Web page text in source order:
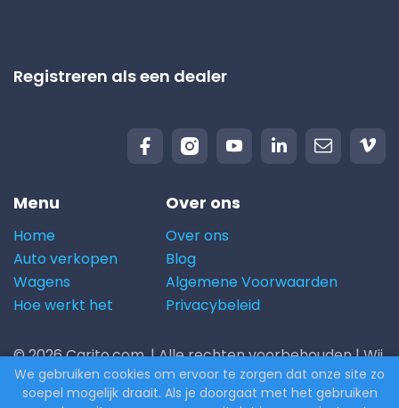
Registreren als een dealer
Menu
Home
Auto verkopen
Wagens
Hoe werkt het
Over ons
Over ons
Blog
Algemene Voorwaarden
Privacybeleid
© 2026 Carito.com. | Alle rechten voorbehouden | Wij
kopen uw auto aan de beste prijs! | Powered by
CodiCo.io
We gebruiken cookies om ervoor te zorgen dat onze site zo
soepel mogelijk draait. Als je doorgaat met het gebruiken